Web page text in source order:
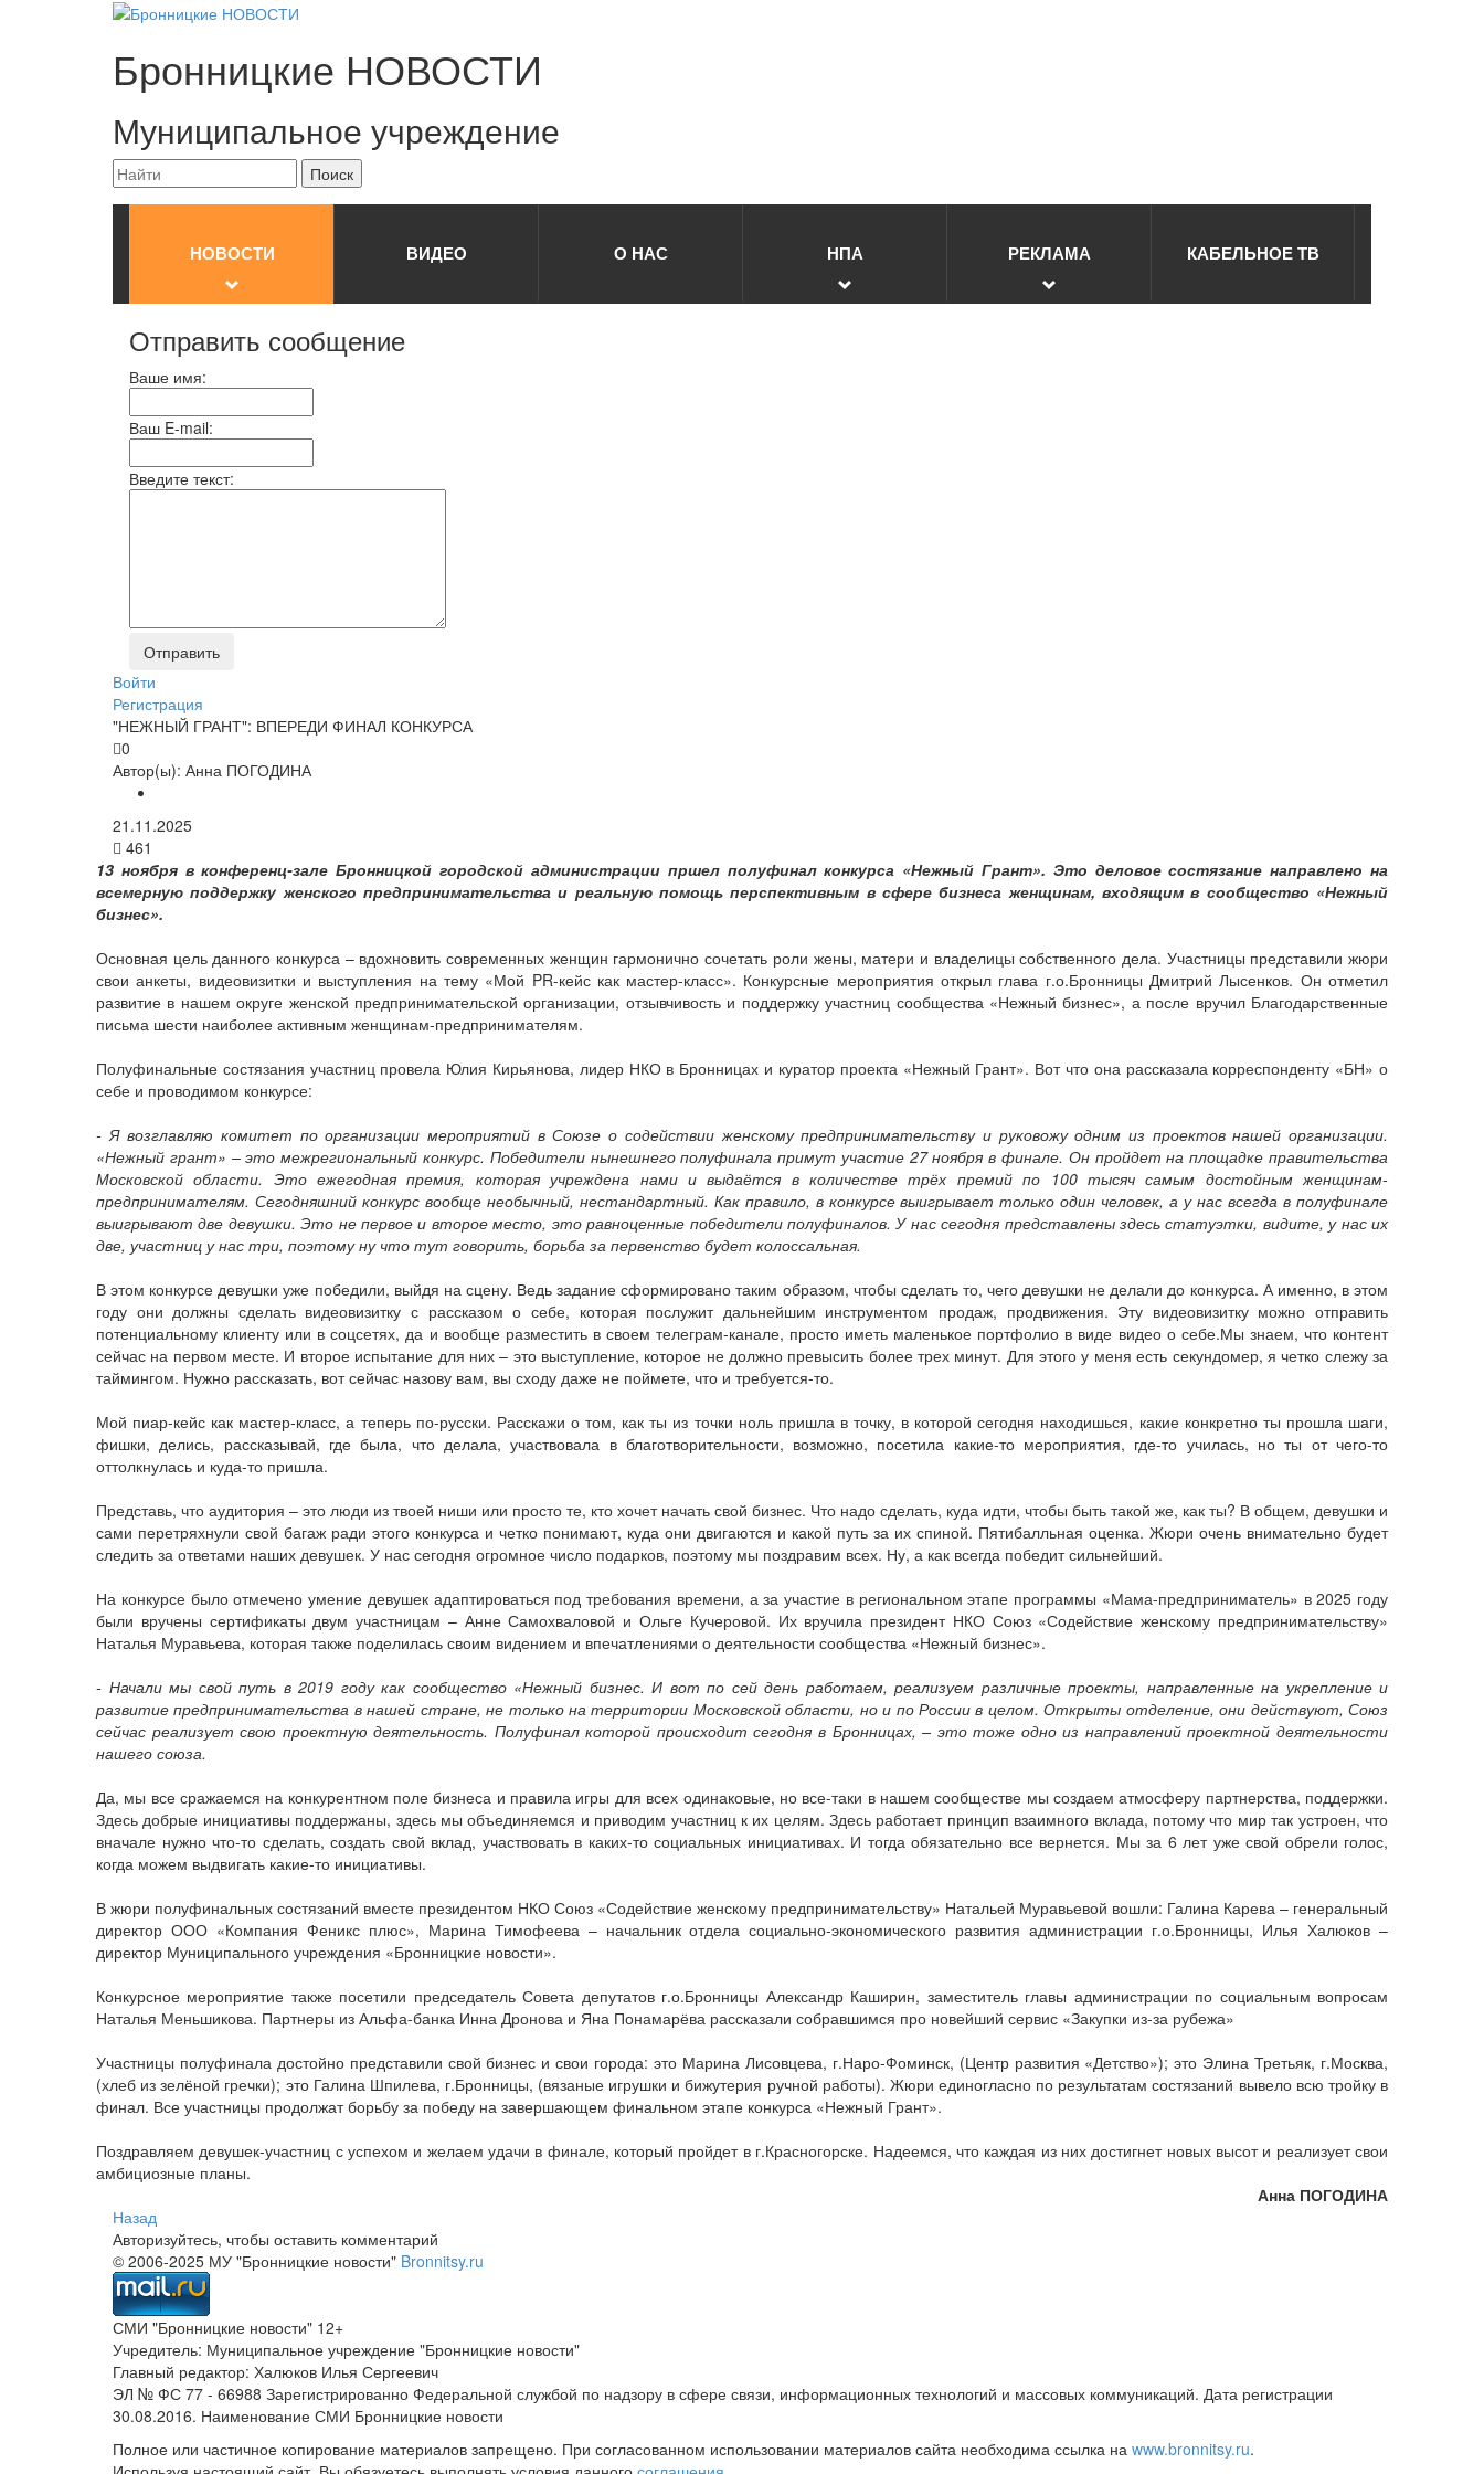
Бронницкие НОВОСТИ
Муниципальное учреждение
НОВОСТИ ВИДЕО О НАС НПА РЕКЛАМА КАБЕЛЬНОЕ ТВ
Отправить сообщение
Ваше имя:
Ваш E-mail:
Введите текст:
Войти
Регистрация
"НЕЖНЫЙ ГРАНТ": ВПЕРЕДИ ФИНАЛ КОНКУРСА
0
Автор(ы): Анна ПОГОДИНА
21.11.2025
461
13 ноября в конференц-зале Бронницкой городской администрации пршел полуфинал конкурса «Нежный Грант». Это деловое состязание направлено на
всемерную поддержку женского предпринимательства и реальную помощь перспективным в сфере бизнеса женщинам, входящим в сообщество «Нежный
бизнес».
Основная цель данного конкурса – вдохновить современных женщин гармонично сочетать роли жены, матери и владелицы собственного дела. Участницы представили жюри
свои анкеты, видеовизитки и выступления на тему «Мой PR-кейс как мастер-класс». Конкурсные мероприятия открыл глава г.о.Бронницы Дмитрий Лысенков. Он отметил
развитие в нашем округе женской предпринимательской организации, отзывчивость и поддержку участниц сообщества «Нежный бизнес», а после вручил Благодарственные
письма шести наиболее активным женщинам-предпринимателям.
Полуфинальные состязания участниц провела Юлия Кирьянова, лидер НКО в Бронницах и куратор проекта «Нежный Грант». Вот что она рассказала корреспонденту «БН» о
себе и проводимом конкурсе:
- Я возглавляю комитет по организации мероприятий в Союзе о содействии женскому предпринимательству и руковожу одним из проектов нашей организации.
«Нежный грант» – это межрегиональный конкурс. Победители нынешнего полуфинала примут участие 27 ноября в финале. Он пройдет на площадке правительства
Московской области. Это ежегодная премия, которая учреждена нами и выдаётся в количестве трёх премий по 100 тысяч самым достойным женщинам-
предпринимателям. Сегодняшний конкурс вообще необычный, нестандартный. Как правило, в конкурсе выигрывает только один человек, а у нас всегда в полуфинале
выигрывают две девушки. Это не первое и второе место, это равноценные победители полуфиналов. У нас сегодня представлены здесь статуэтки, видите, у нас их
две, участниц у нас три, поэтому ну что тут говорить, борьба за первенство будет колоссальная.
В этом конкурсе девушки уже победили, выйдя на сцену. Ведь задание сформировано таким образом, чтобы сделать то, чего девушки не делали до конкурса. А именно, в этом
году они должны сделать видеовизитку с рассказом о себе, которая послужит дальнейшим инструментом продаж, продвижения. Эту видеовизитку можно отправить
потенциальному клиенту или в соцсетях, да и вообще разместить в своем телеграм-канале, просто иметь маленькое портфолио в виде видео о себе.Мы знаем, что контент
сейчас на первом месте. И второе испытание для них – это выступление, которое не должно превысить более трех минут. Для этого у меня есть секундомер, я четко слежу за
таймингом. Нужно рассказать, вот сейчас назову вам, вы сходу даже не поймете, что и требуется-то.
Мой пиар-кейс как мастер-класс, а теперь по-русски. Расскажи о том, как ты из точки ноль пришла в точку, в которой сегодня находишься, какие конкретно ты прошла шаги,
фишки, делись, рассказывай, где была, что делала, участвовала в благотворительности, возможно, посетила какие-то мероприятия, где-то училась, но ты от чего-то
оттолкнулась и куда-то пришла.
Представь, что аудитория – это люди из твоей ниши или просто те, кто хочет начать свой бизнес. Что надо сделать, куда идти, чтобы быть такой же, как ты? В общем, девушки и
сами перетряхнули свой багаж ради этого конкурса и четко понимают, куда они двигаются и какой путь за их спиной. Пятибалльная оценка. Жюри очень внимательно будет
следить за ответами наших девушек. У нас сегодня огромное число подарков, поэтому мы поздравим всех. Ну, а как всегда победит сильнейший.
На конкурсе было отмечено умение девушек адаптироваться под требования времени, а за участие в региональном этапе программы «Мама-предприниматель» в 2025 году
были вручены сертификаты двум участницам – Анне Самохваловой и Ольге Кучеровой. Их вручила президент НКО Союз «Содействие женскому предпринимательству»
Наталья Муравьева, которая также поделилась своим видением и впечатлениями о деятельности сообщества «Нежный бизнес».
- Начали мы свой путь в 2019 году как сообщество «Нежный бизнес. И вот по сей день работаем, реализуем различные проекты, направленные на укрепление и
развитие предпринимательства в нашей стране, не только на территории Московской области, но и по России в целом. Открыты отделение, они действуют, Союз
сейчас реализует свою проектную деятельность. Полуфинал которой происходит сегодня в Бронницах, – это тоже одно из направлений проектной деятельности
нашего союза.
Да, мы все сражаемся на конкурентном поле бизнеса и правила игры для всех одинаковые, но все-таки в нашем сообществе мы создаем атмосферу партнерства, поддержки.
Здесь добрые инициативы поддержаны, здесь мы объединяемся и приводим участниц к их целям. Здесь работает принцип взаимного вклада, потому что мир так устроен, что
вначале нужно что-то сделать, создать свой вклад, участвовать в каких-то социальных инициативах. И тогда обязательно все вернется. Мы за 6 лет уже свой обрели голос,
когда можем выдвигать какие-то инициативы.
В жюри полуфинальных состязаний вместе президентом НКО Союз «Содействие женскому предпринимательству» Натальей Муравьевой вошли: Галина Карева – генеральный
директор ООО «Компания Феникс плюс», Марина Тимофеева – начальник отдела социально-экономического развития администрации г.о.Бронницы, Илья Халюков –
директор Муниципального учреждения «Бронницкие новости».
Конкурсное мероприятие также посетили председатель Совета депутатов г.о.Бронницы Александр Каширин, заместитель главы администрации по социальным вопросам
Наталья Меньшикова. Партнеры из Альфа-банка Инна Дронова и Яна Понамарёва рассказали собравшимся про новейший сервис «Закупки из-за рубежа»
Участницы полуфинала достойно представили свой бизнес и свои города: это Марина Лисовцева, г.Наро-Фоминск, (Центр развития «Детство»); это Элина Третьяк, г.Москва,
(хлеб из зелёной гречки); это Галина Шпилева, г.Бронницы, (вязаные игрушки и бижутерия ручной работы). Жюри единогласно по результатам состязаний вывело всю тройку в
финал. Все участницы продолжат борьбу за победу на завершающем финальном этапе конкурса «Нежный Грант».
Поздравляем девушек-участниц с успехом и желаем удачи в финале, который пройдет в г.Красногорске. Надеемся, что каждая из них достигнет новых высот и реализует свои
амбициозные планы.
Анна ПОГОДИНА
Назад
Авторизуйтесь, чтобы оставить комментарий
© 2006-2025 МУ "Бронницкие новости" Bronnitsy.ru
СМИ "Бронницкие новости" 12+
Учредитель: Муниципальное учреждение "Бронницкие новости"
Главный редактор: Халюков Илья Сергеевич
ЭЛ № ФС 77 - 66988 Зарегистрированно Федеральной службой по надзору в сфере связи, информационных технологий и массовых коммуникаций. Дата регистрации
30.08.2016. Наименование СМИ Бронницкие новости
Полное или частичное копирование материалов запрещено. При согласованном использовании материалов сайта необходима ссылка на www.bronnitsy.ru.